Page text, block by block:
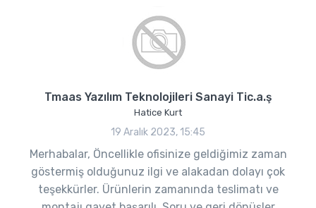
Tmaas Yazılım Teknolojileri Sanayi Tic.a.ş
Hatice Kurt
19 Aralık 2023, 15:45
Merhabalar, Öncellikle ofisinize geldiğimiz zaman
göstermiş olduğunuz ilgi ve alakadan dolayı çok
teşekkürler. Ürünlerin zamanında teslimatı ve